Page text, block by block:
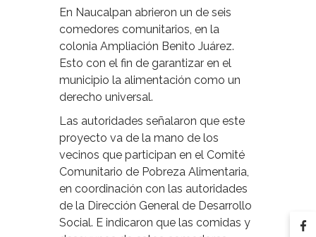
En Naucalpan abrieron un de seis
comedores comunitarios, en la
colonia Ampliación Benito Juárez.
Esto con el fin de garantizar en el
municipio la alimentación como un
derecho universal.
Las autoridades señalaron que este
proyecto va de la mano de los
vecinos que participan en el Comité
Comunitario de Pobreza Alimentaria,
en coordinación con las autoridades
de la Dirección General de Desarrollo
Social. E indicaron que las comidas y